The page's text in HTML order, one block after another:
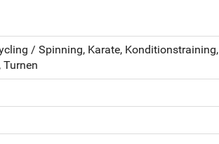
/ Spinning, Karate, Konditionstraining,
Turnen